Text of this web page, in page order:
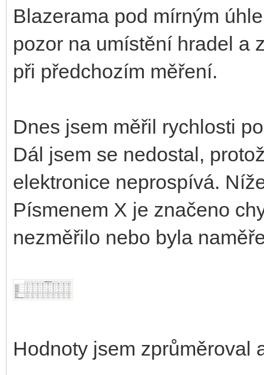
Blazerama pod mírným
pozor na umístění hradel a
při předchozím měření.
Dnes jsem měřil rychlosti
Dál jsem se nedostal,
elektronice neprospívá.
Písmenem X je značeno
nezměřilo nebo byla
Hodnoty jsem zprůměroval